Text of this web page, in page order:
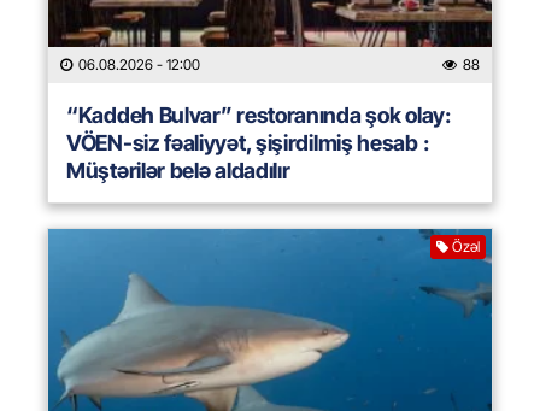
06.08.2026 - 12:00 88
“Kaddeh Bulvar” restoranında şok olay:
VÖEN-siz fəaliyyət, şişirdilmiş hesab :
Müştərilər belə aldadılır
Özəl